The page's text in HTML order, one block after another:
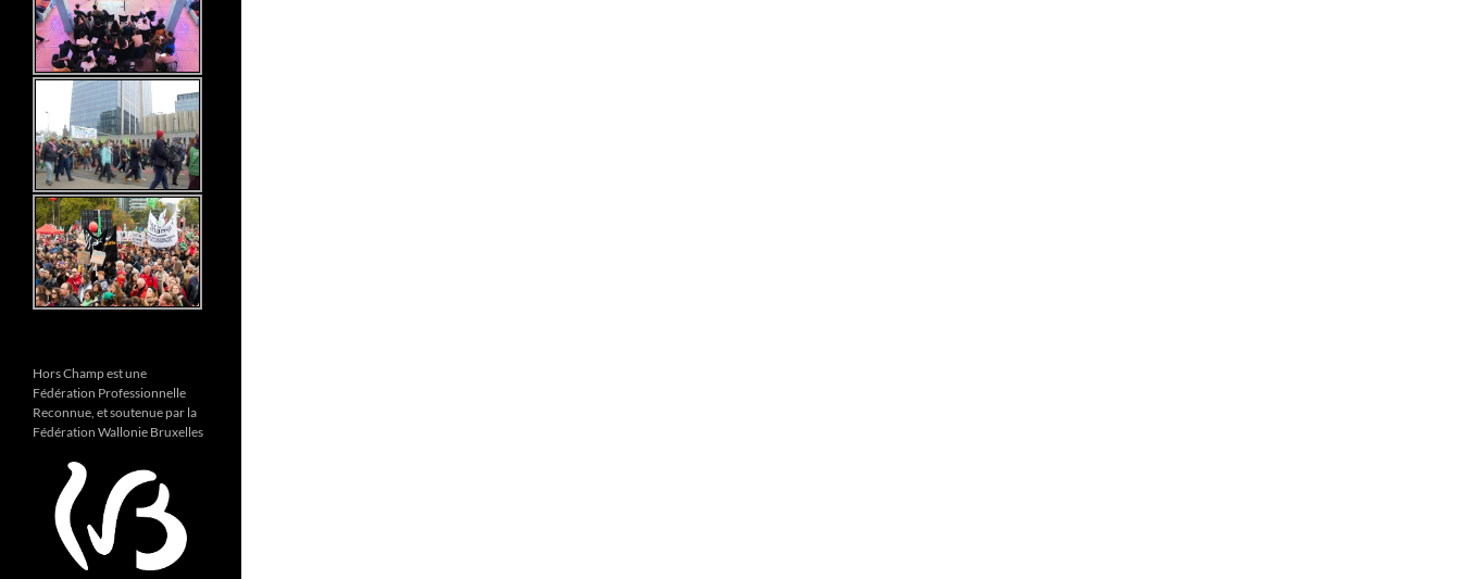
Hors Champ est une
Fédération Professionnelle
Reconnue, et soutenue par la
Fédération Wallonie Bruxelles